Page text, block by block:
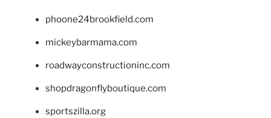
phoone24brookfield.com
mickeybarmama.com
roadwayconstructioninc.com
shopdragonflyboutique.com
sportszilla.org